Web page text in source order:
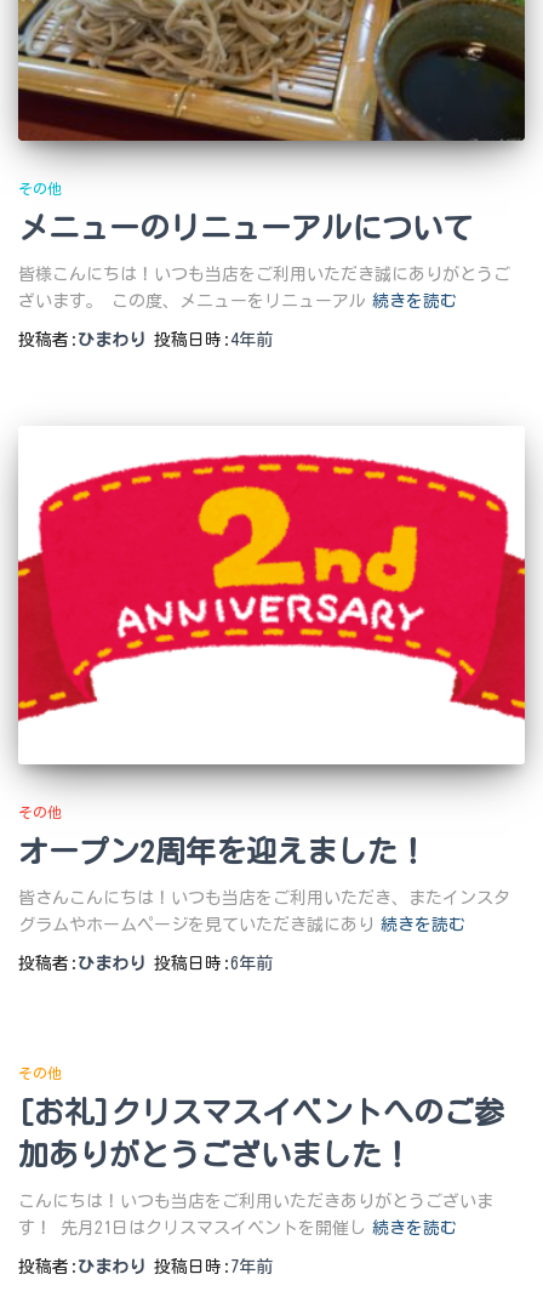
その他
メニューのリニューアルについて
皆様こんにちは！いつも当店をご利用いただき誠にありがとうご
ざいます。 この度、メニューをリニューアル 続きを読む
投稿者: ひまわり 投稿日時:4年前
その他
オープン2周年を迎えました！
皆さんこんにちは！いつも当店をご利用いただき、またインスタ
グラムやホームページを見ていただき誠にあり 続きを読む
投稿者: ひまわり 投稿日時:6年前
その他
[お礼]クリスマスイベントへのご参
加ありがとうございました！
こんにちは！いつも当店をご利用いただきありがとうございま
す！ 先月21日はクリスマスイベントを開催し 続きを読む
投稿者: ひまわり 投稿日時: 7年前